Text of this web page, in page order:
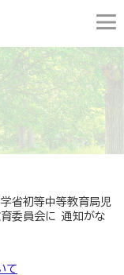
学省初等中等教育局児
委員会に 通知がな
て